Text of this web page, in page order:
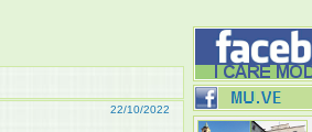
22/10/2022